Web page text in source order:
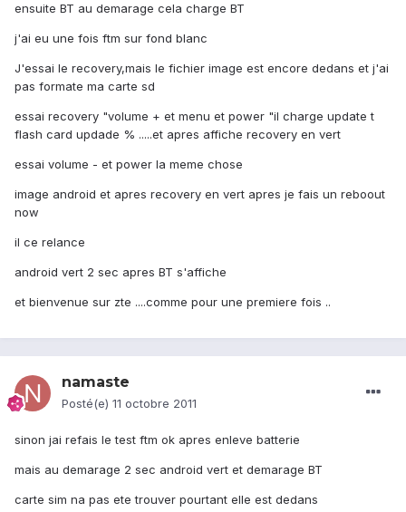
ensuite BT au demarage cela charge BT
j'ai eu une fois ftm sur fond blanc
J'essai le recovery,mais le fichier image est encore dedans et j'ai
pas formate ma carte sd
essai recovery "volume + et menu et power "il charge update t
flash card updade % .....et apres affiche recovery en vert
essai volume - et power la meme chose
image android et apres recovery en vert apres je fais un reboout
now
il ce relance
android vert 2 sec apres BT s'affiche
et bienvenue sur zte ....comme pour une premiere fois ..
namaste
Posté(e) 11 octobre 2011
sinon jai refais le test ftm ok apres enleve batterie
mais au demarage 2 sec android vert et demarage BT
carte sim na pas ete trouver pourtant elle est dedans